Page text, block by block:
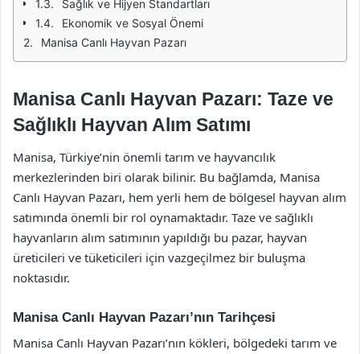
Sağlık ve Hijyen Standartları
Ekonomik ve Sosyal Önemi
Manisa Canlı Hayvan Pazarı
Manisa Canlı Hayvan Pazarı: Taze ve
Sağlıklı Hayvan Alım Satımı
Manisa, Türkiye’nin önemli tarım ve hayvancılık
merkezlerinden biri olarak bilinir. Bu bağlamda, Manisa
Canlı Hayvan Pazarı, hem yerli hem de bölgesel hayvan alım
satımında önemli bir rol oynamaktadır. Taze ve sağlıklı
hayvanların alım satımının yapıldığı bu pazar, hayvan
üreticileri ve tüketicileri için vazgeçilmez bir buluşma
noktasıdır.
Manisa Canlı Hayvan Pazarı’nın Tarihçesi
Manisa Canlı Hayvan Pazarı’nın kökleri, bölgedeki tarım ve